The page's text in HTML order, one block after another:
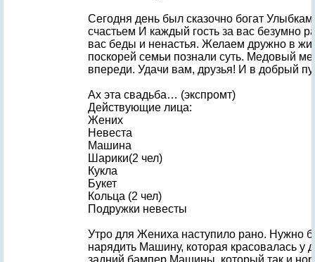
Сегодня день был сказочно богат
счастьем И каждый гость за вас безумно
вас беды и ненастья. Желаем дружно в
поскорей семьи познали суть. Медовый
впереди. Удачи вам, друзья! И в добрый
Ах эта свадьба… (экспромт)
Действующие лица:
Жених
Невеста
Машина
Шарики(2 чел)
Кукла
Букет
Кольца (2 чел)
Подружки невесты
Утро для Жениха наступило рано. Нужно
нарядить Машину, которая красовалась у
задний бампер Машины, который так и